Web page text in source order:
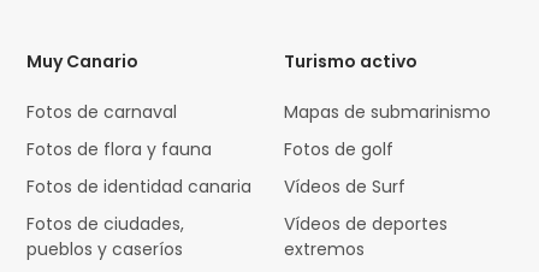
Muy Canario
Fotos de carnaval
Fotos de flora y fauna
Fotos de identidad canaria
Fotos de ciudades,
pueblos y caseríos
Turismo activo
Mapas de submarinismo
Fotos de golf
Vídeos de Surf
Vídeos de deportes
extremos